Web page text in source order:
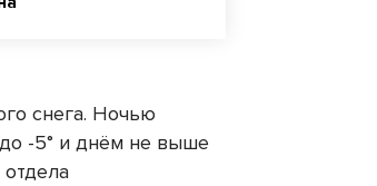
снега. Ночью
до -5° и днём не выше